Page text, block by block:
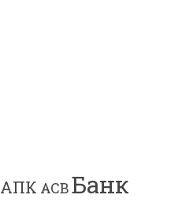
АПК АСВБанк